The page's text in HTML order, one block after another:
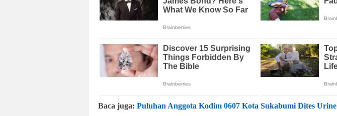
Baca juga: Puluhan Anggota Kodim 0607 Kota Sukabumi Dites Urine